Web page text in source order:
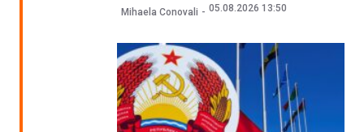
Mihaela Conovali 05.08.2026 13:50